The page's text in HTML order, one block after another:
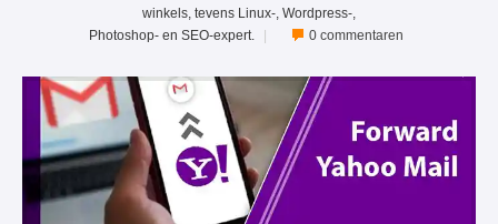
winkels, tevens Linux-, Wordpress-,
Photoshop- en SEO-expert.
| 0 commentaren